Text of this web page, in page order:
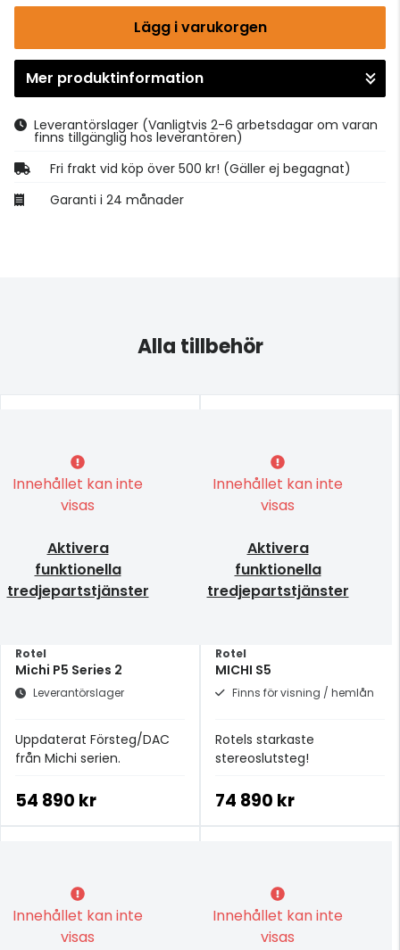
Lägg i varukorgen
Gå till kassan
Mer produktinformation
Leverantörslager (Vanligtvis 2-6 arbetsdagar om varan
finns tillgänglig hos leverantören)
Fri frakt vid köp över 500 kr! (Gäller ej begagnat)
Garanti i 24 månader
Alla tillbehör
Innehållet kan inte
visas
Aktivera
funktionella
tredjepartstjänster
Rotel
Michi P5 Series 2
Leverantörslager
Uppdaterat Försteg/DAC
från Michi serien.
54 890 kr
Innehållet kan inte
visas
Aktivera
funktionella
tredjepartstjänster
Rotel
MICHI S5
Finns för visning / hemlån
Rotels starkaste
stereoslutsteg!
74 890 kr
Innehållet kan inte
visas
Innehållet kan inte
visas